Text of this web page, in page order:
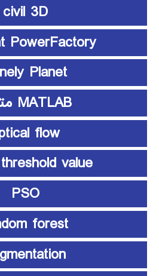
civil 3D
PowerFactory
Planet
MATLAB متلب
flow
value
PSO
forest